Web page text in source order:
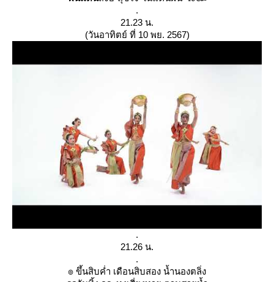
.
21.23 น.
(วันอาทิตย์ ที่ 10 พย. 2567)
.
21.26 น.
.
๏ ขึ้นสิบค่ำ เดือนสิบสอง น้ำนองตลิ่ง